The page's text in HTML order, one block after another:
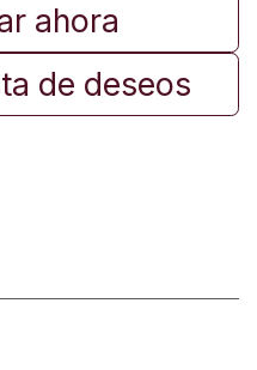
ahora
de deseos